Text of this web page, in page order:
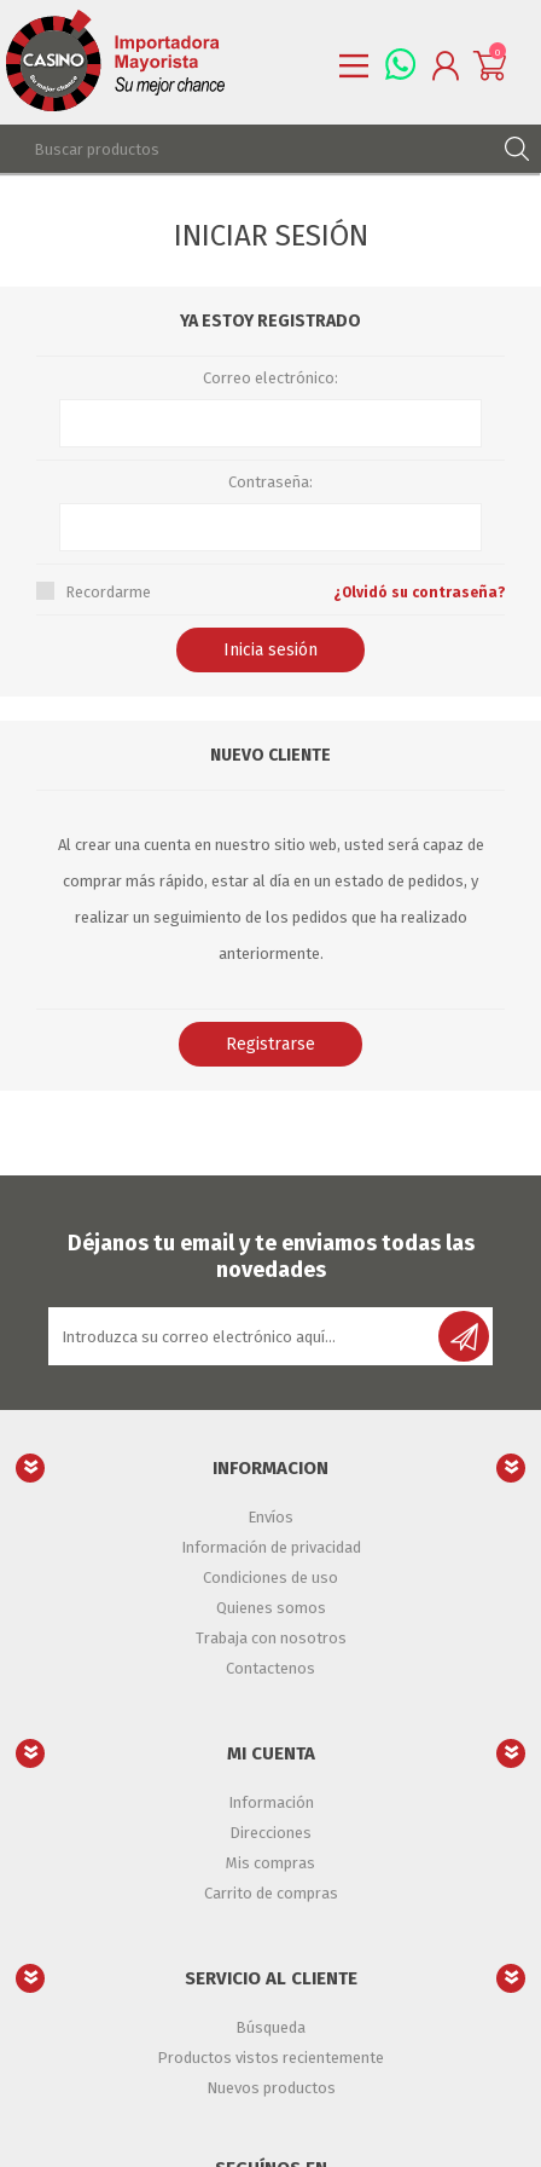
0
INICIAR SESIÓN
YA ESTOY REGISTRADO
Correo electrónico:
Contraseña:
Recordarme ¿Olvidó su contraseña?
NUEVO CLIENTE
Al crear una cuenta en nuestro sitio web, usted será capaz de
comprar más rápido, estar al día en un estado de pedidos, y
realizar un seguimiento de los pedidos que ha realizado
anteriormente.
Déjanos tu email y te enviamos todas las
novedades
INFORMACION
Envíos
Información de privacidad
Condiciones de uso
Quienes somos
Trabaja con nosotros
Contactenos
MI CUENTA
Información
Direcciones
Mis compras
Carrito de compras
SERVICIO AL CLIENTE
Búsqueda
Productos vistos recientemente
Nuevos productos